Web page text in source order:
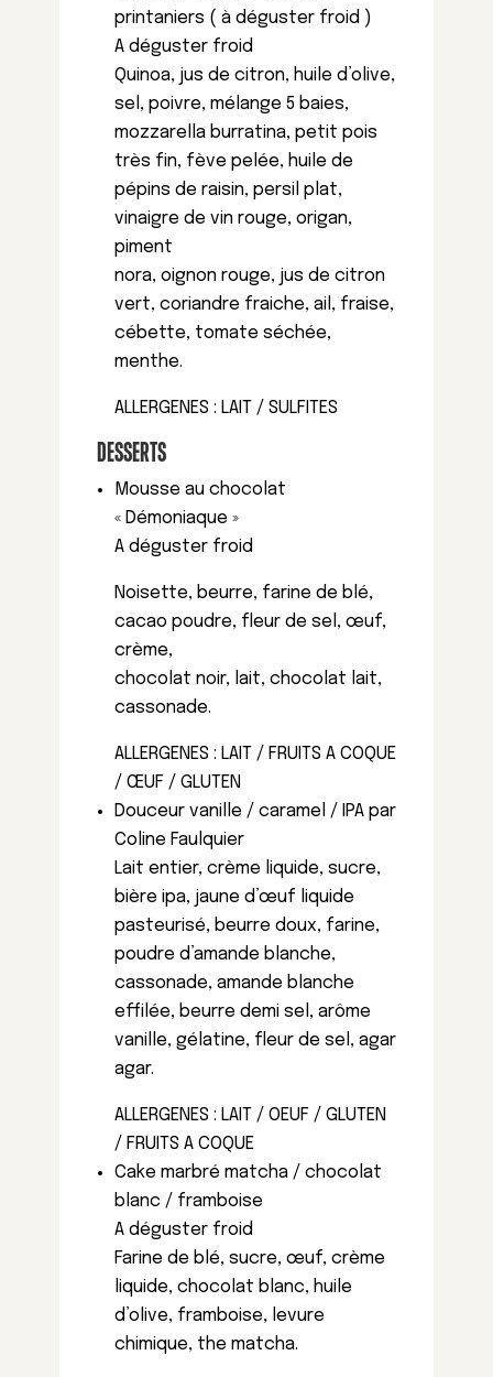
printaniers ( à déguster froid )
A déguster froid
Quinoa, jus de citron, huile d’olive,
sel, poivre, mélange 5 baies,
mozzarella burratina, petit pois
très fin, fève pelée, huile de
pépins de raisin, persil plat,
vinaigre de vin rouge, origan,
piment
nora, oignon rouge, jus de citron
vert, coriandre fraiche, ail, fraise,
cébette, tomate séchée,
menthe.
ALLERGENES : LAIT / SULFITES
DESSERTS
Mousse au chocolat
« Démoniaque »
A déguster froid
Noisette, beurre, farine de blé,
cacao poudre, fleur de sel, œuf,
crème,
chocolat noir, lait, chocolat lait,
cassonade.
ALLERGENES : LAIT / FRUITS A COQUE
/ ŒUF / GLUTEN
Douceur vanille / caramel / IPA par
Coline Faulquier
Lait entier, crème liquide, sucre,
bière ipa, jaune d’œuf liquide
pasteurisé, beurre doux, farine,
poudre d’amande blanche,
cassonade, amande blanche
effilée, beurre demi sel, arôme
vanille, gélatine, fleur de sel, agar
agar.
ALLERGENES : LAIT / OEUF / GLUTEN
/ FRUITS A COQUE
Cake marbré matcha / chocolat
blanc / framboise
A déguster froid
Farine de blé, sucre, œuf, crème
liquide, chocolat blanc, huile
d’olive, framboise, levure
chimique, the matcha.